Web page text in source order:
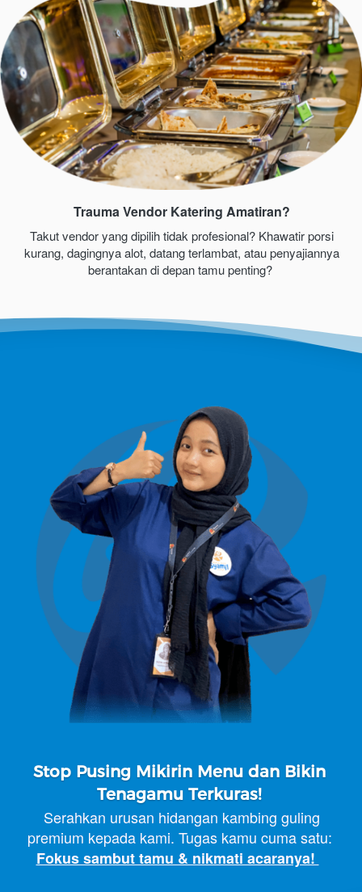
Trauma Vendor Katering Amatiran?
Takut vendor yang dipilih tidak profesional? Khawatir porsi
kurang, dagingnya alot, datang terlambat, atau penyajiannya
berantakan di depan tamu penting?
Stop Pusing Mikirin Menu dan Bikin
Tenagamu Terkuras!
Serahkan urusan hidangan kambing guling
Fokus sambut tamu & nikmati acaranya!